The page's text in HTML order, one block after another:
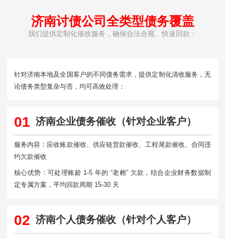
济南讨债公司全类型债务覆盖
我们提供定制化催收服务，确保合法合规、快速回款：
针对济南本地及全国客户的不同债务需求，提供定制化清收服务，无
论债务类型复杂与否，均可高效处理：
01 济南企业债务催收（针对企业客户）
服务内容：应收账款催收、供应链货款催收、工程尾款催收、合同违
约欠款催收
核心优势：可处理账龄 1-5 年的 “老赖” 欠款，结合企业财务数据制
定专属方案，平均回款周期 15-30 天
02 济南个人债务催收（针对个人客户）